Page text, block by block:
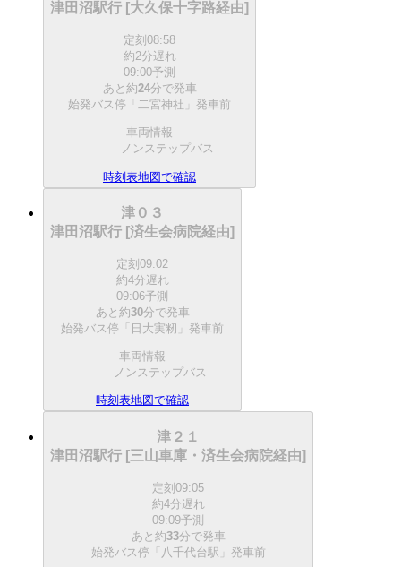
津田沼駅行 [大久保十字路経由]
定刻 08:58
約2分遅れ
09:00予測
あと約24分で発車
始発バス停「二宮神社」発車前
車両情報
ノンステップバス
時刻表地図で確認
津０３
津田沼駅行 [済生会病院経由]
定刻09:02
約4分遅れ
09:06予測
あと約30分で発車
始発バス停「日大実籾」発車前
車両情報
ノンステップバス
時刻表地図で確認
津２１
津田沼駅行 [三山車庫・済生会病院経由]
定刻09:05
約4分遅れ
09:09予測
あと約33分で発車
始発バス停「八千代台駅」発車前